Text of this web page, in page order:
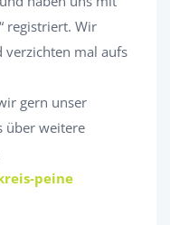
registriert. Wir
verzichten mal aufs
gern unser
über weitere
peine